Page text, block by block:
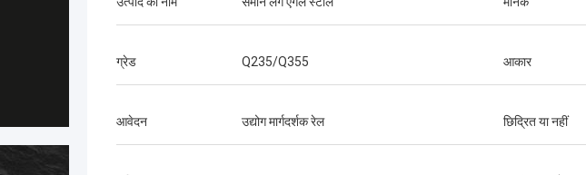
ग्रेड Q235/Q355 आकार
आवेदन उद्योग मार्गदर्शक रेल छिद्रित या नहीं